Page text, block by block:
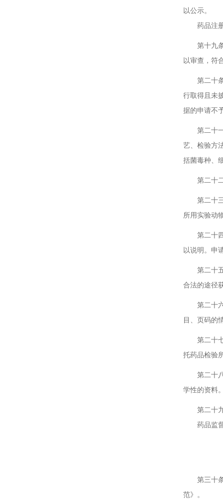
以公示。
药品注册
第十九条
以审查，符
第二十条
行取得且未
据的申请不
第二十一
艺、检验方
括菌毒种、
第二十二
第二十三
所用实验动
第二十四
以说明。申
第二十五
合法的途径
第二十六
目、页码的
第二十七
托药品检验
第二十八
学性的资料
第二十九
药品监督
第三十条
范》。